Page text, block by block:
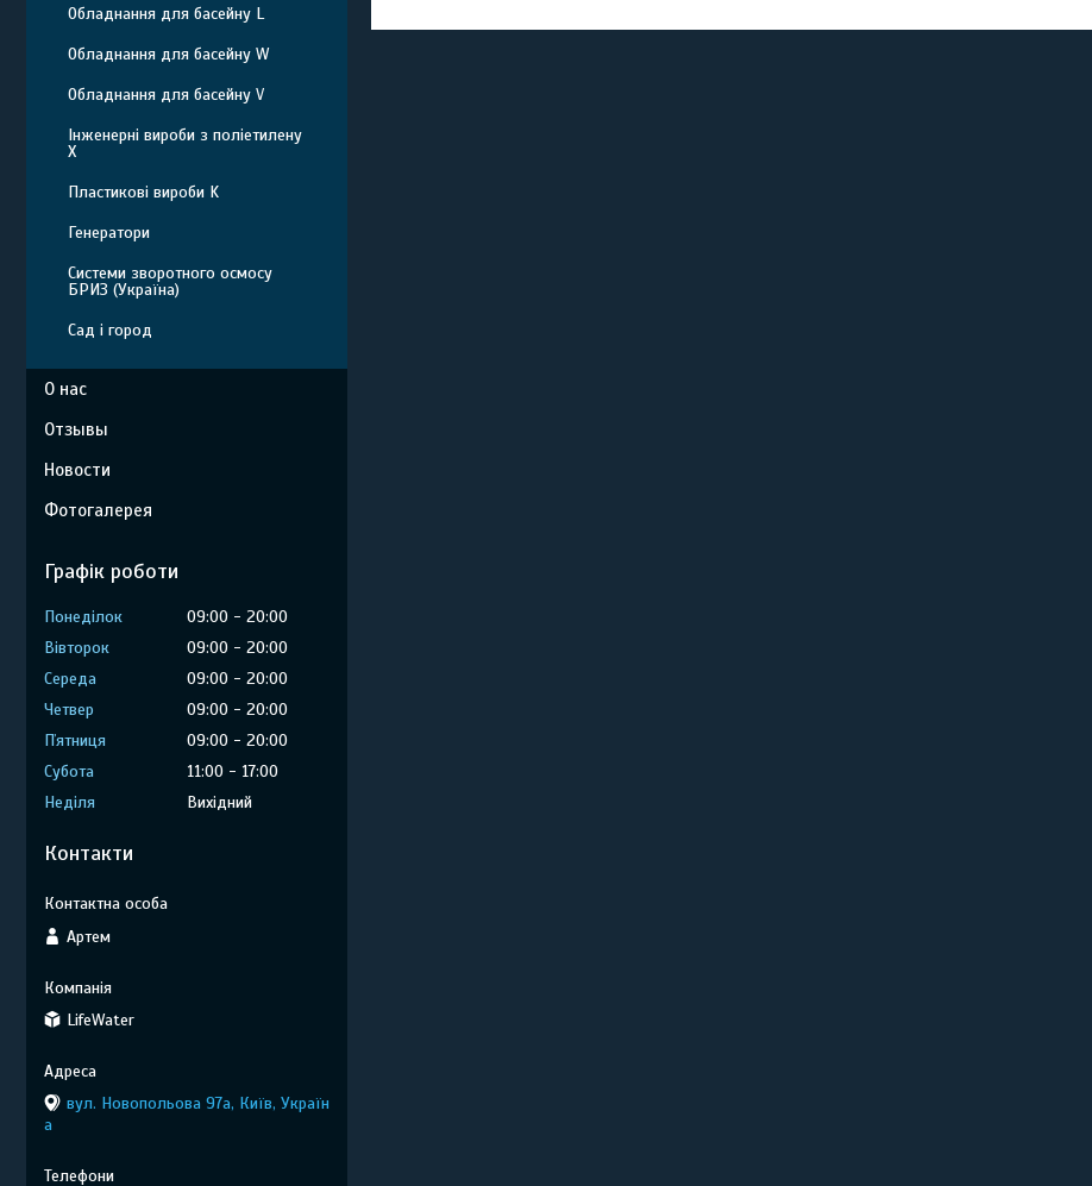
Обладнання для басейну L
Обладнання для басейну W
Обладнання для басейну V
Інженерні вироби з поліетилену
Х
Пластикові вироби K
Генератори
Системи зворотного осмосу
БРИЗ (Україна)
Сад і город
О нас
Отзывы
Новости
Фотогалерея
Графік роботи
Понеділок 09:00
20:00
Вівторок
09:00
20:00
Середа
09:00
20:00
Четвер
09:00
20:00
Пʼятниця
09:00
20:00
Субота
11:00
17:00
Неділя
Вихідний
Контакти
Артем
LifeWater
вул. Новопольова 97а, Київ, Україн
а